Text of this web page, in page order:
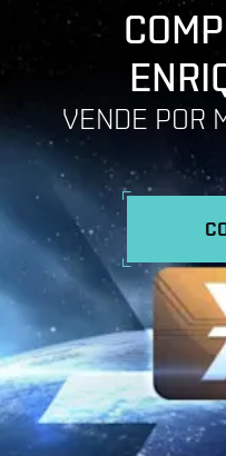
VENDE POR